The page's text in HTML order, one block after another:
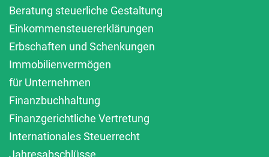
Beratung steuerliche Gestaltung
Einkommensteuererklärungen
Erbschaften und Schenkungen
Immobilienvermögen
für Unternehmen
Finanzbuchhaltung
Finanzgerichtliche Vertretung
Internationales Steuerrecht